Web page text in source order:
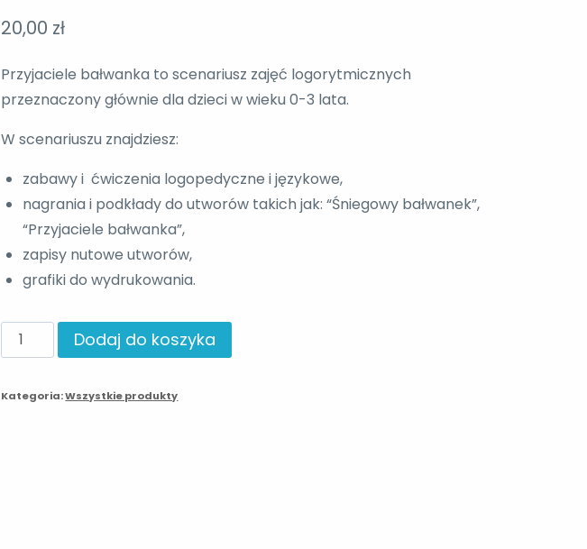
20,00 zł
Przyjaciele bałwanka to scenariusz zajęć logorytmicznych
przeznaczony głównie dla dzieci w wieku 0-3 lata.
W scenariuszu znajdziesz:
zabawy i ćwiczenia logopedyczne i językowe,
nagrania i podkłady do utworów takich jak: “Śniegowy bałwanek”,
“Przyjaciele bałwanka”,
zapisy nutowe utworów,
grafiki do wydrukowania.
ilość
Przyjaciele
Dodaj do koszyka
Kategoria:Wszystkie produkty